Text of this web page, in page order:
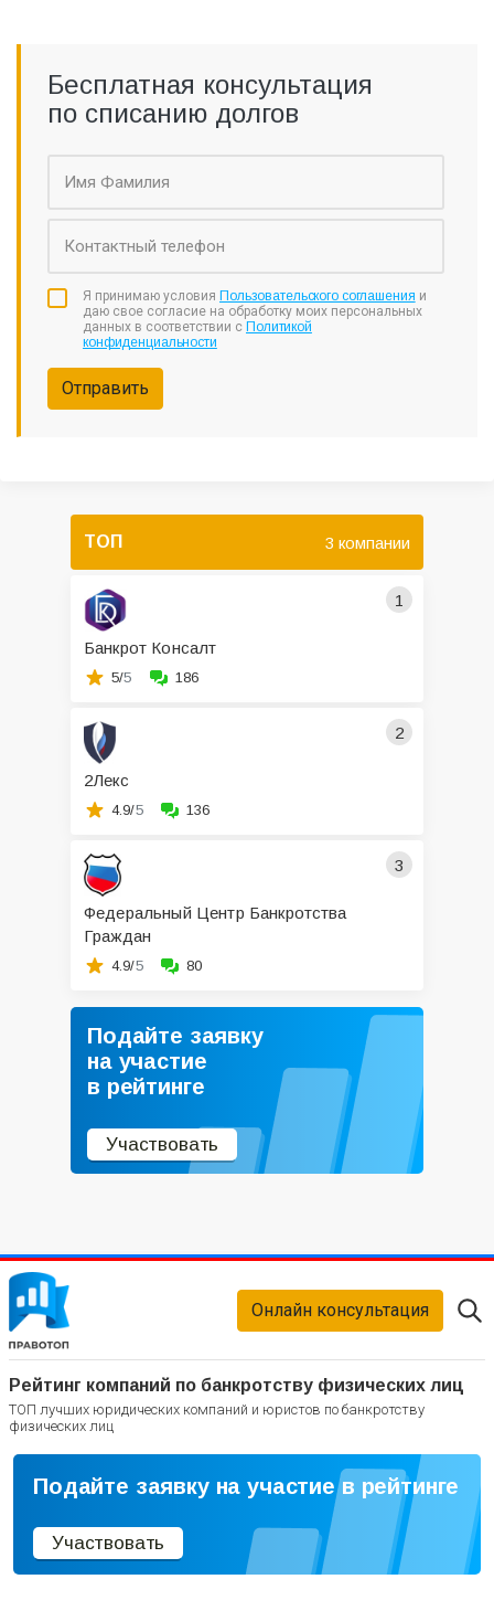
Бесплатная консультация
по списанию долгов
Я принимаю условия Пользовательского соглашения и
даю свое согласие на обработку моих персональных
данных в соответствии с Политикой
конфиденциальности
Отправить
ТОП 3 компании
1
Банкрот Консалт
5/5 186
2
2Лекс
4.9/5 136
3
Федеральный Центр Банкротства
Граждан
4.9/5 80
Подайте заявку
на участие
в рейтинге
Участвовать
Рейтинг компаний по банкротству физических лиц
ТОП лучших юридических компаний и юристов по банкротству
физических лиц
Онлайн консультация
Подайте заявку на участие в рейтинге
Участвовать